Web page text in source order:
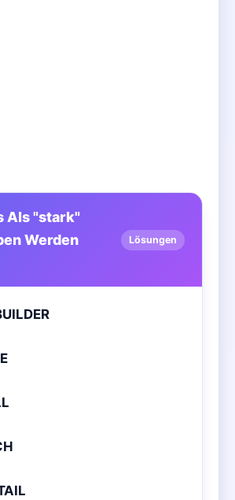
Als "stark"
Werden
Lösungen